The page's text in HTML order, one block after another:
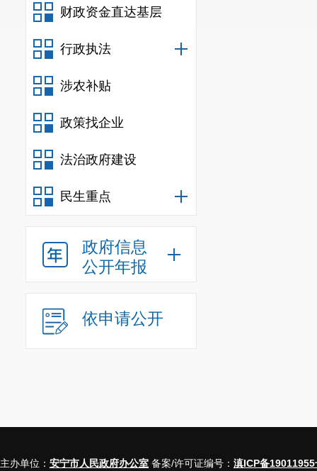
财政资金直达基层
行政执法
涉农补贴
政策找企业
法治政府建设
民生重点
政府信息
公开年报
依申请公开
主办单位： 安宁市人民政府办公室 备案/许可证编号： 滇ICP备